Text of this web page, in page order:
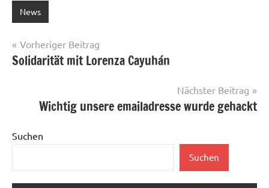
News
Beitragsnavigation
Vorheriger Beitrag
Solidarität mit Lorenza Cayuhán
Nächster Beitrag
Wichtig unsere emailadresse wurde gehackt
Suchen
Suchen